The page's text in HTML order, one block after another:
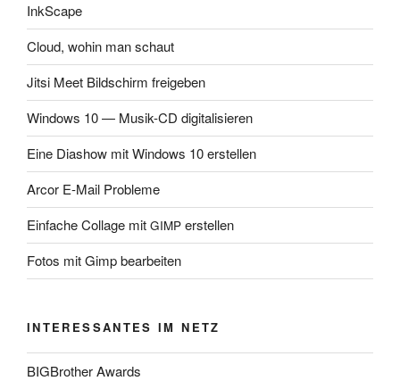
InkScape
Cloud, wohin man schaut
Jitsi Meet Bildschirm freigeben
Windows 10 — Musik-CD digitalisieren
Eine Diashow mit Windows 10 erstellen
Arcor E‑Mail Probleme
Einfache Collage mit GIMP erstellen
Fotos mit Gimp bearbeiten
INTERESSANTES IM NETZ
BIGBrother Awards